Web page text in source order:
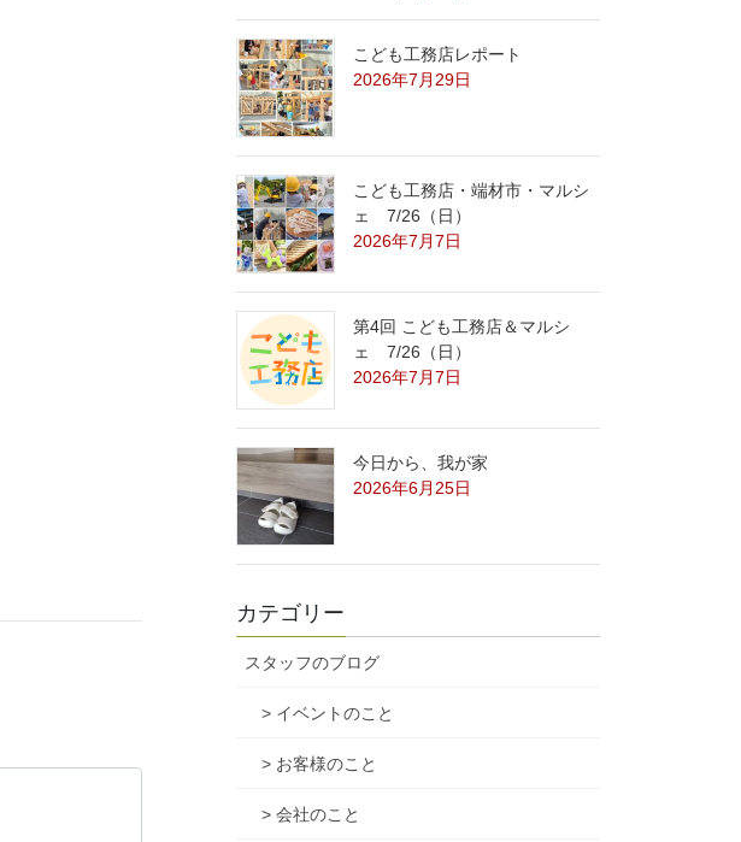
こども工務店レポート
2026年7月29日
こども工務店・端材市・マルシ
ェ 7/26（日）
2026年7月7日
第4回 こども工務店＆マルシ
ェ 7/26（日）
2026年7月7日
今日から、我が家
2026年6月25日
カテゴリー
スタッフのブログ
> イベントのこと
> お客様のこと
> 会社のこと